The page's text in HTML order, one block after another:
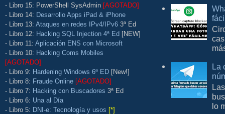
- Libro 15: PowerShell SysAdmin [AGOTADO]
- Libro 14: Desarrollo Apps iPad & iPhone
- Libro 13: Ataques en redes IPv4/IPv6 3ª Ed
- Libro 12: Hacking SQL Injection 4ª Ed [NEW]
- Libro 11: Aplicación ENS con Microsoft
- Libro 10: Hacking Coms Mobiles
[AGOTADO]
- Libro 9: Hardening Windows 6ª ED [New!]
- Libro 8: Fraude Online [AGOTADO]
- Libro 7: Hacking con Buscadores 3ª Ed
- Libro 6: Una al Día
- Libro 5: DNI-e: Tecnología y usos [*]
La
lo